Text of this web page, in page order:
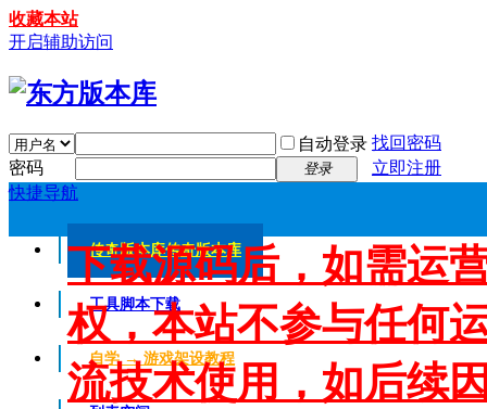
收藏本站
开启辅助访问
自动登录 找回密码
密码
登录
立即注册
快捷导航
传奇版本库传奇版本库
工具脚本下载
自学 → 游戏架设教程
下载源码后，如需运
权，本站不参与任何
流技术使用，如后续